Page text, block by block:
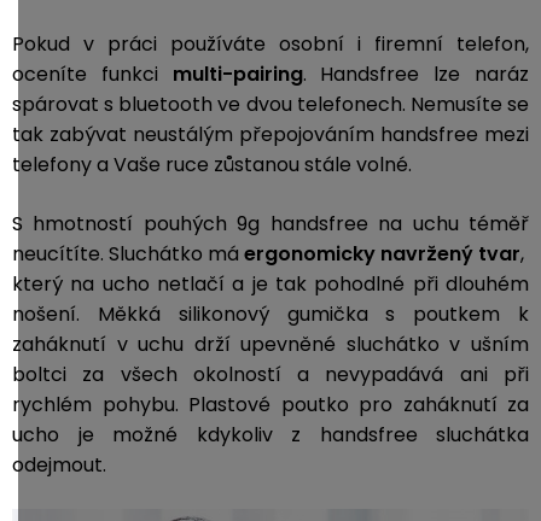
Pokud v práci používáte osobní i firemní telefon,
oceníte funkci multi-pairing. Handsfree lze naráz
spárovat s bluetooth ve dvou telefonech. Nemusíte se
tak zabývat neustálým přepojováním handsfree mezi
telefony a Vaše ruce zůstanou stále volné.
S hmotností pouhých 9g handsfree na uchu téměř
neucítíte. Sluchátko má ergonomicky navržený tvar,
který na ucho netlačí a je tak pohodlné při dlouhém
nošení. Měkká silikonový gumička s poutkem k
zaháknutí v uchu drží upevněné sluchátko v ušním
boltci za všech okolností a nevypadává ani při
rychlém pohybu. Plastové poutko pro zaháknutí za
ucho je možné kdykoliv z handsfree sluchátka
odejmout.